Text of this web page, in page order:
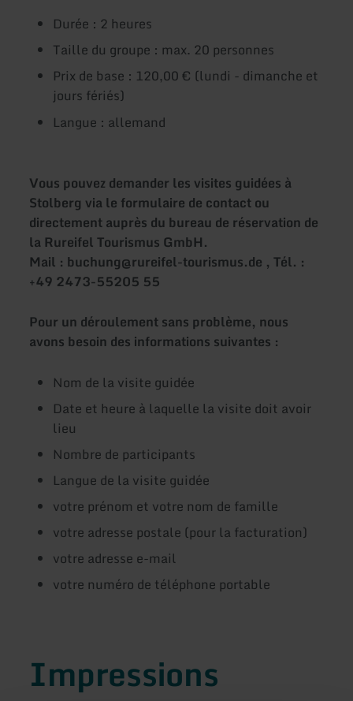
Durée : 2 heures
Taille du groupe : max. 20 personnes
Prix de base : 120,00 € (lundi - dimanche et
jours fériés)
Langue : allemand
Vous pouvez demander les visites guidées à
Stolberg via le formulaire de contact ou
directement auprès du bureau de réservation de
la Rureifel Tourismus GmbH.
Mail : buchung@rureifel-tourismus.de , Tél. :
+49 2473-55205 55
Pour un déroulement sans problème, nous
avons besoin des informations suivantes :
Nom de la visite guidée
Date et heure à laquelle la visite doit avoir
lieu
Nombre de participants
Langue de la visite guidée
votre prénom et votre nom de famille
votre adresse postale (pour la facturation)
votre adresse e-mail
votre numéro de téléphone portable
Impressions